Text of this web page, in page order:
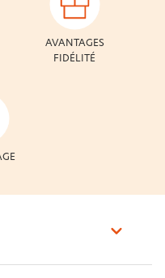
AVANTAGES
FIDÉLITÉ